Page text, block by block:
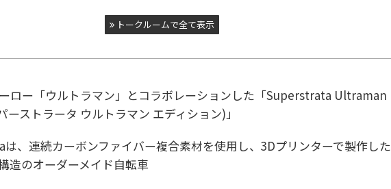
トークルームで全て表示
ロー「ウルトラマン」とコラボレーションした「Superstrata Ultraman
ストラータ ウルトラマン エディション)」
、 連続カーボンファイバー複合素材を使用し、3Dプリンターで製作した
造のオーダーメイド自転車